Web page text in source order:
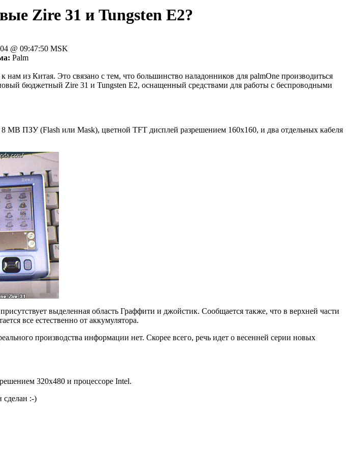
Zire 31 и Tungsten E2?
@ 09:47:50 MSK
Palm
из Китая. Это связано с тем, что большинство наладонников для palmOne производиться
бюджетный Zire 31 и Tungsten E2, оснащенный средствами для работы с беспроводными
ПЗУ (Flash или Mask), цветной TFT дисплей разрешением 160х160, и два отдельных кабеля
выделенная область Граффити и джойстик. Сообщается также, что в верхней части
все естественно от аккумулятора.
производства информации нет. Скорее всего, речь идет о весенней серии новых
320х480 и процессоре Intel.
сделан :-)